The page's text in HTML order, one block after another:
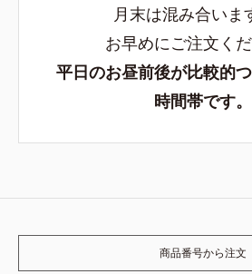
月末は混み合いま
お早めにご注文くだ
平日のお昼前後が比較的
時間帯です。
商品番号から注文